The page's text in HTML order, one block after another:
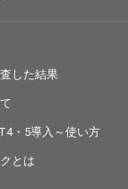
した結果
・5導入～使い方
とは